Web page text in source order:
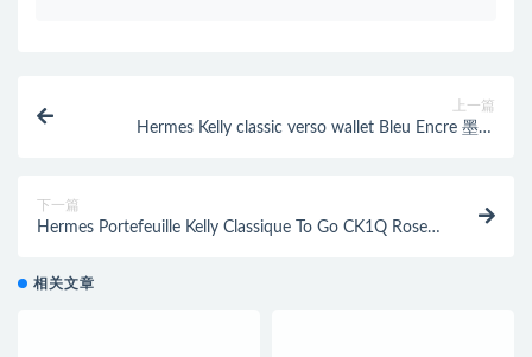
上一篇
Hermes Kelly classic verso wallet Bleu Encre 墨水
下一篇
Hermes Portefeuille Kelly Classique To Go CK1Q Rose
相关文章